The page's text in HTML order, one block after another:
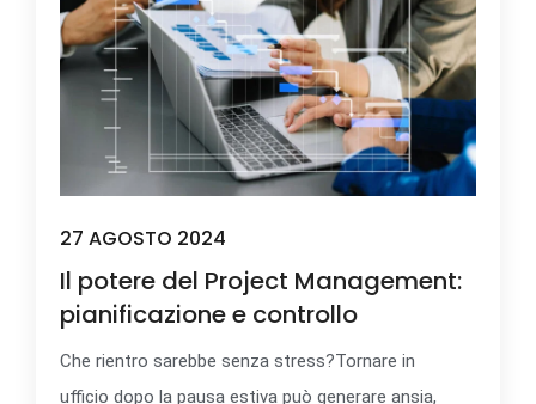
27 AGOSTO 2024
Il potere del Project Management:
pianificazione e controllo
Che rientro sarebbe senza stress?Tornare in
ufficio dopo la pausa estiva può generare ansia,